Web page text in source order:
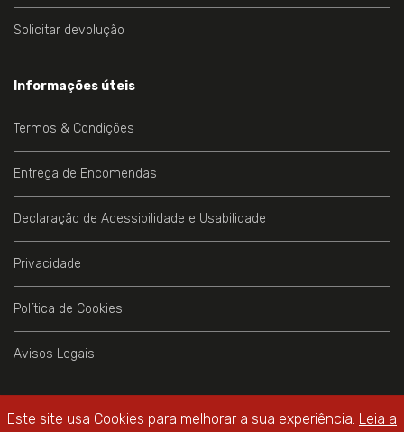
Este site usa Cookies para melhorar a sua experiência. Leia a
Solicitar devolução
Informações úteis
Termos & Condições
Entrega de Encomendas
Declaração de Acessibilidade e Usabilidade
Privacidade
Política de Cookies
Avisos Legais